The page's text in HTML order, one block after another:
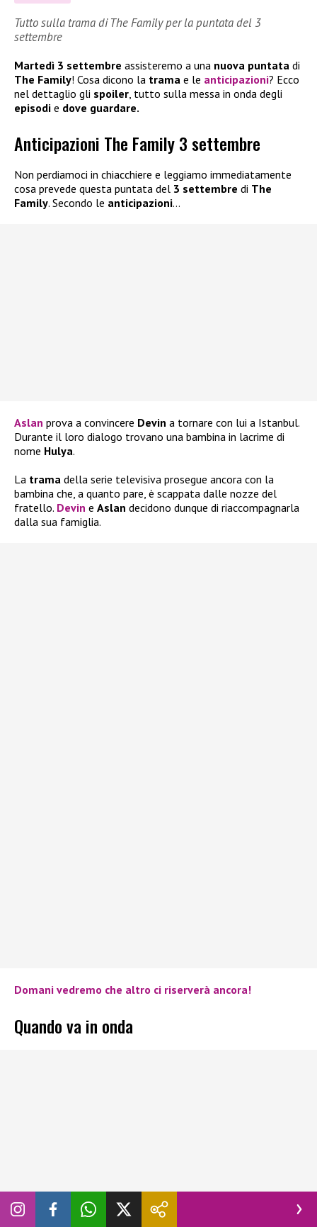
Tutto sulla trama di The Family per la puntata del 3
settembre
Martedì 3 settembre assisteremo a una nuova puntata di
The Family! Cosa dicono la trama e le anticipazioni? Ecco
nel dettaglio gli spoiler , tutto sulla messa in onda degli
episodi e dove guardare.
Anticipazioni The Family 3 settembre
Non perdiamoci in chiacchiere e leggiamo immediatamente
cosa prevede questa puntata del 3 settembre di The
Family. Secondo le anticipazioni…
Aslan prova a convincere Devin a tornare con lui a Istanbul.
Durante il loro dialogo trovano una bambina in lacrime di
nome Hulya.
La trama della serie televisiva prosegue ancora con la
bambina che, a quanto pare, è scappata dalle nozze del
fratello. Devin e Aslan decidono dunque di riaccompagnarla
dalla sua famiglia.
Domani vedremo che altro ci riserverà ancora!
Quando va in onda